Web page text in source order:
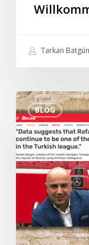
Tarkan Batgün
BLOG
Tarkan
Batgüns
Sonderinterview
mit
der
portugiesischen
Record:
“Die
Daten